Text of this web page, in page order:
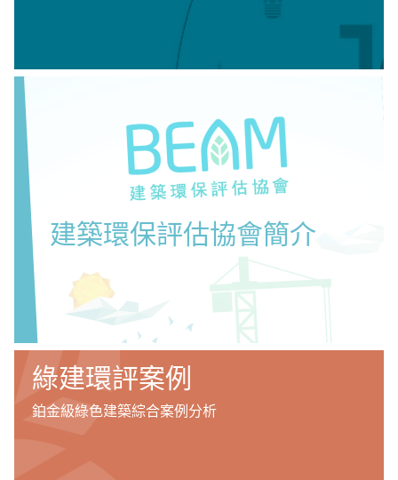
建築環保評估協會簡介
綠建環評案例
鉑金級綠色建築綜合案例分析